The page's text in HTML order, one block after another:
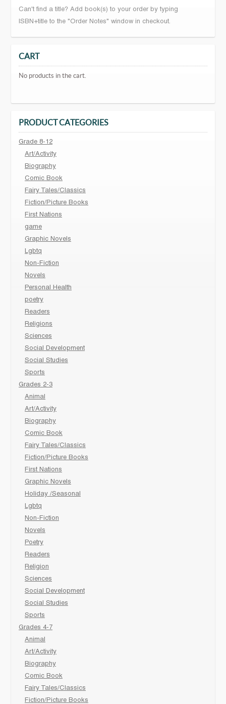
Can't find a title? Add book(s) to your order by typing
ISBN+title to the "Order Notes" window in checkout.
CART
No products in the cart.
PRODUCT CATEGORIES
Grade 8-12
Art/Activity
Biography
Comic Book
Fairy Tales/Classics
Fiction/Picture Books
First Nations
game
Graphic Novels
Lgbtq
Non-Fiction
Novels
Personal Health
poetry
Readers
Religions
Sciences
Social Development
Social Studies
Sports
Grades 2-3
Animal
Art/Activity
Biography
Comic Book
Fairy Tales/Classics
Fiction/Picture Books
First Nations
Graphic Novels
Holiday /Seasonal
Lgbtq
Non-Fiction
Novels
Poetry
Readers
Religion
Sciences
Social Development
Social Studies
Sports
Grades 4-7
Animal
Art/Activity
Biography
Comic Book
Fairy Tales/Classics
Fiction/Picture Books